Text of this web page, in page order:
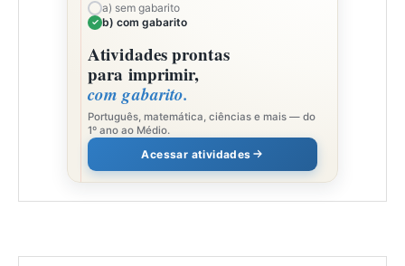
a) sem gabarito
b) com gabarito
Atividades prontas
para imprimir,
com gabarito.
Português, matemática, ciências e mais — do
1º ano ao Médio.
Acessar atividades